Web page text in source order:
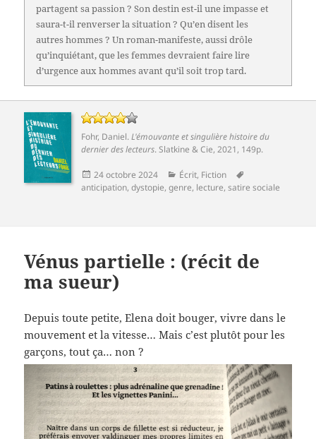
partagent sa passion ? Son destin est-il une impasse et
saura-t-il renverser la situation ? Qu’en disent les
autres hommes ? Un roman-manifeste, aussi drôle
qu’inquiétant, que les femmes devraient faire lire
d’urgence aux hommes avant qu’il soit trop tard.
Fohr, Daniel.L'émouvante et singulière histoire du
dernier des lecteurs.Slatkine & Cie, 2021, 149p.
Publié
le
24 octobre 2024 Catégories
Écrit, Fiction
clés
anticipation, dystopie, genre, lecture, satire sociale
Vénus partielle : (récit de
ma sueur)
Depuis toute petite, Elena doit bouger, vivre dans le
mouvement et la vitesse… Mais c’est plutôt pour les
garçons, tout ça… non ?